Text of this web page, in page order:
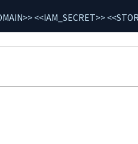
<<IAM_SECRET>>